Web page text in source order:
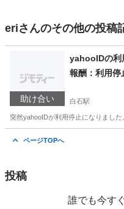
eriさんのその他の投稿
助け合い
yahooIDの利
報酬：利用停
白石駅
突然yahooIDが利用停止になりま
ページTOPへ
投稿
誰でも今す